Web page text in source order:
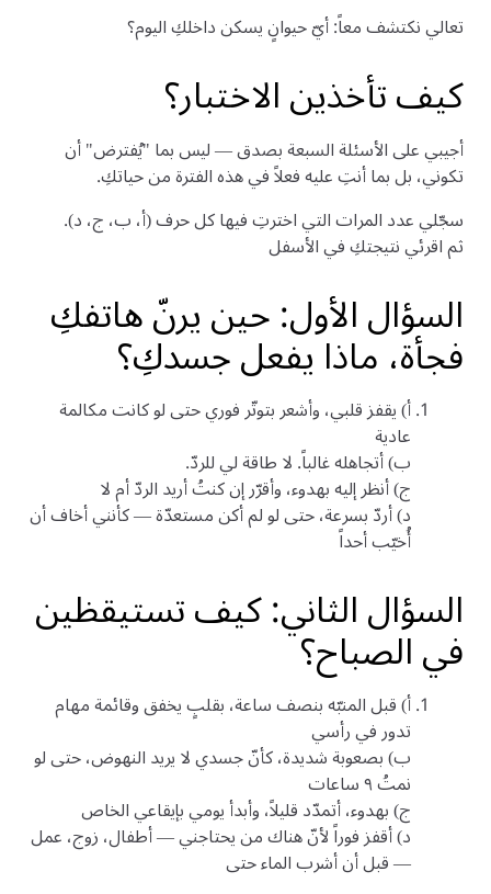
تعالي نكتشف معاً: أيّ حيوانٍ يسكن داخلكِ اليوم؟
كيف تأخذين الاختبار؟
أجيبي على الأسئلة السبعة بصدق — ليس بما "يُفترض" أن
تكوني، بل بما أنتِ عليه فعلاً في هذه الفترة من حياتكِ.
سجّلي عدد المرات التي اخترتِ فيها كل حرف (أ، ب، ج، د).
ثم اقرئي نتيجتكِ في الأسفل
السؤال الأول: حين يرنّ هاتفكِ
فجأة، ماذا يفعل جسدكِ؟
أ) يقفز قلبي، وأشعر بتوتّر فوري حتى لو كانت مكالمة
عادية
ب) أتجاهله غالباً. لا طاقة لي للردّ.
ج) أنظر إليه بهدوء، وأقرّر إن كنتُ أريد الردّ أم لا
د) أردّ بسرعة، حتى لو لم أكن مستعدّة — كأنني أخاف أن
أُخيّب أحداً
السؤال الثاني: كيف تستيقظين
في الصباح؟
أ) قبل المنبّه بنصف ساعة، بقلبٍ يخفق وقائمة مهام
تدور في رأسي
ب) بصعوبة شديدة، كأنّ جسدي لا يريد النهوض، حتى لو
نمتُ ٩ ساعات
ج) بهدوء، أتمدّد قليلاً، وأبدأ يومي بإيقاعي الخاص
د) أقفز فوراً لأنّ هناك من يحتاجني — أطفال، زوج، عمل
— قبل أن أشرب الماء حتى